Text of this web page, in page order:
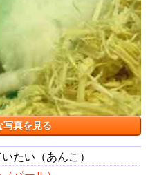
写真を見る
たい（あんこ）